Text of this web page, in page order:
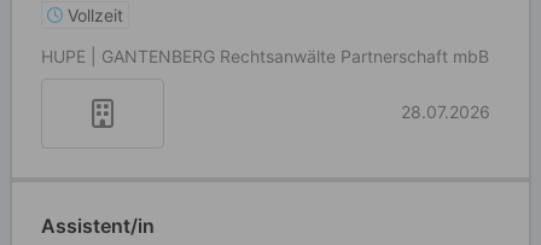
Vollzeit
HUPE | GANTENBERG Rechtsanwälte Partnerschaft mbB
28.07.2026
Assistent/in